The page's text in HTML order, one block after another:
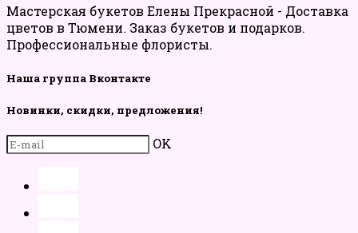
Мастерская букетов Елены Прекрасной - Доставка
цветов в Тюмени. Заказ букетов и подарков.
Профессиональные флористы.
Наша группа Вконтакте
Новинки, скидки, предложения!
OK